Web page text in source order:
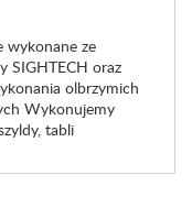
wykonane ze
SIGHTECH oraz
olbrzymich
Wykonujemy
tabli